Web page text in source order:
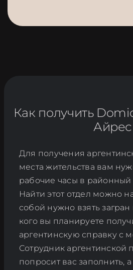
Как получить
Айрес
Для получения
места жительства вам
рабочие часы в
Найти этот отдел можно
собой нужно взять загран
кого вы планируете
аргентинскую справку с
Сотрудник аргентинской
попросит вас заполнить,